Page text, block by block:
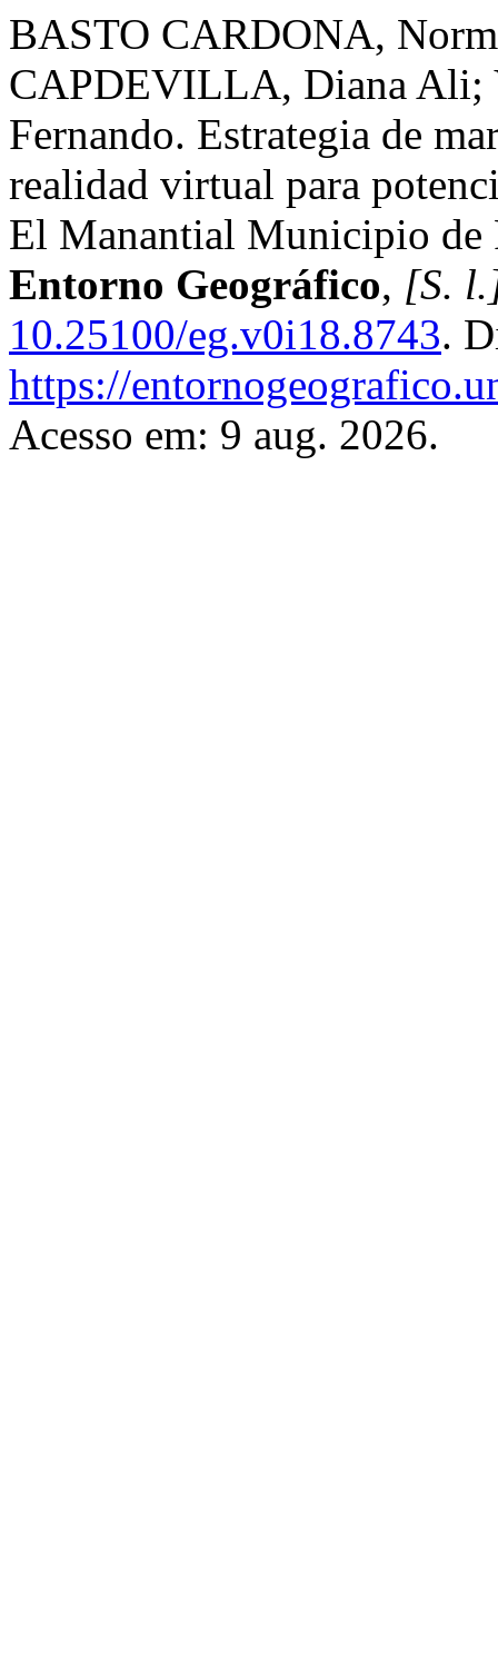
BASTO CARDONA,
CAPDEVILLA, Diana Ali;
Fernando. Estrategia de
realidad virtual para
El Manantial Municipio de
Entorno Geográfico, [S.
10.25100/eg.v0i18.8743.
https://
Acesso em: 9 aug. 2026.